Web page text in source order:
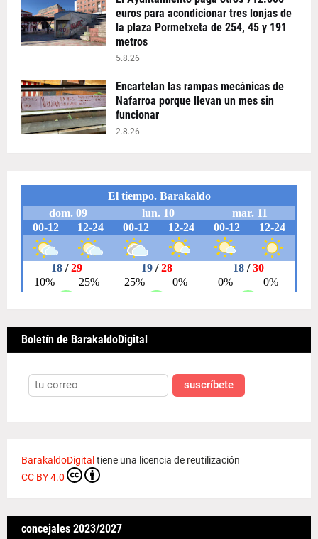
euros para acondicionar tres lonjas de
la plaza Pormetxeta de 254, 45 y 191
metros
5.8.26
Encartelan las rampas mecánicas de
Nafarroa porque llevan un mes sin
funcionar
2.8.26
Boletín de BarakaldoDigital
suscríbete
BarakaldoDigital tiene una licencia de reutilización
CC BY 4.0
concejales 2023/2027